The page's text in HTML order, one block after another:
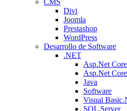
CMS
Divi
Joomla
Prestashop
WordPress
Desarrollo de Software
.NET
Asp.Net Core
Asp.Net
Java
Software
Visual
SQL Server